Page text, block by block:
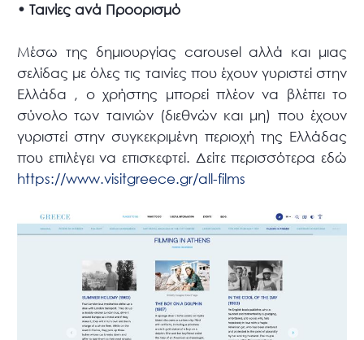
• Ταινίες ανά Προορισμό
Μέσω της δημιουργίας carousel αλλά και μιας
σελίδας με όλες τις ταινίες που έχουν γυριστεί στην
Ελλάδα , ο χρήστης μπορεί πλέον να βλέπει το
σύνολο των ταινιών (διεθνών και μη) που έχουν
γυριστεί στην συγκεκριμένη περιοχή της Ελλάδας
που επιλέγει να επισκεφτεί. Δείτε περισσότερα εδώ
https://www.visitgreece.gr/all-films